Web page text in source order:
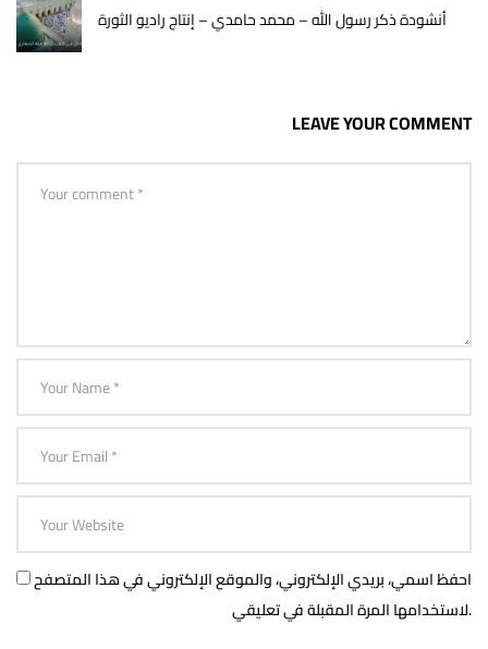
أنشودة ذكر رسول الله – محمد حامدي – إنتاج راديو الثورة
LEAVE YOUR COMMENT
احفظ اسمي، بريدي الإلكتروني، والموقع الإلكتروني في هذا المتصفح
لاستخدامها المرة المقبلة في تعليقي.